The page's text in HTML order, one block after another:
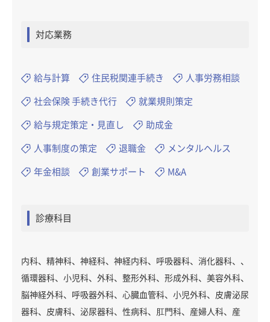
対応業務
給与計算 住民税関連手続き 人事労務相談
社会保険 手続き代行 就業規則策定
給与規定策定・見直し 助成金
人事制度の策定 退職金 メンタルヘルス
年金相談 創業サポート M&A
診療科目
内科、精神科、神経科、神経内科、呼吸器科、消化器科、、
循環器科、小児科、外科、整形外科、形成外科、美容外科、
脳神経外科、呼吸器外科、心臓血管科、小児外科、皮膚泌尿
器科、皮膚科、泌尿器科、性病科、肛門科、産婦人科、産